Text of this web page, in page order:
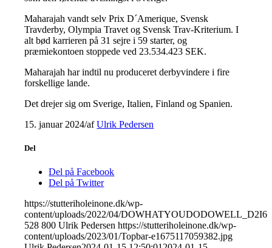
Maharajah vandt selv Prix D´Amerique, Svensk
Travderby, Olympia Travet og Svensk Trav-Kriterium. I
alt bød karrieren på 31 sejre i 59 starter, og
præmiekontoen stoppede ved 23.534.423 SEK.
Maharajah har indtil nu produceret derbyvindere i fire
forskellige lande.
Det drejer sig om Sverige, Italien, Finland og Spanien.
15. januar 2024/afUlrik Pedersen
Del
Del på Facebook
Del på Twitter
https://stutteriholeinone.dk/wp-
content/uploads/2022/04/
528 800 Ulrik Pedersen https://stutteriholeinone.dk/wp-
content/uploads/2023/01/Topbar-e1675117059382.jpg